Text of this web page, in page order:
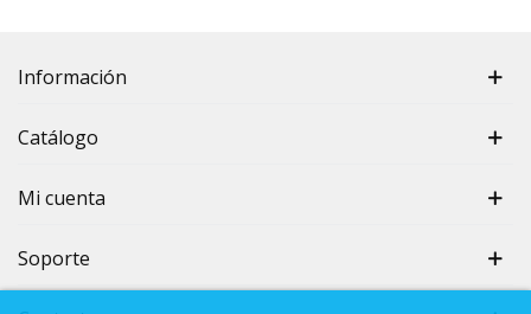
Información
Catálogo
Mi cuenta
Soporte